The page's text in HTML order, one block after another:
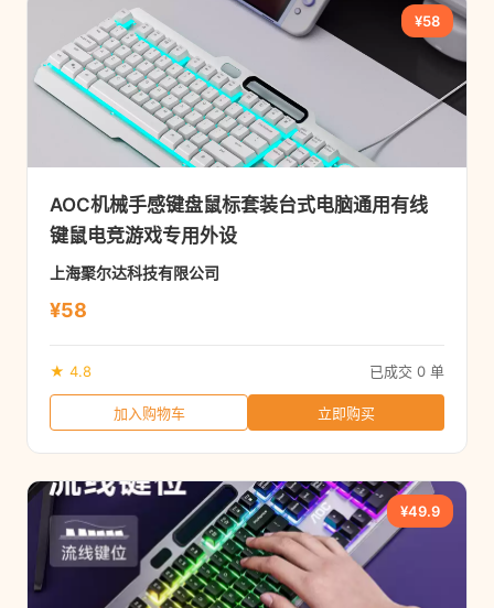
¥58
AOC机械手感键盘鼠标套装台式电脑通用有线
键鼠电竞游戏专用外设
上海聚尔达科技有限公司
¥58
★ 4.8 已成交 0 单
加入购物车 立即购买
¥49.9